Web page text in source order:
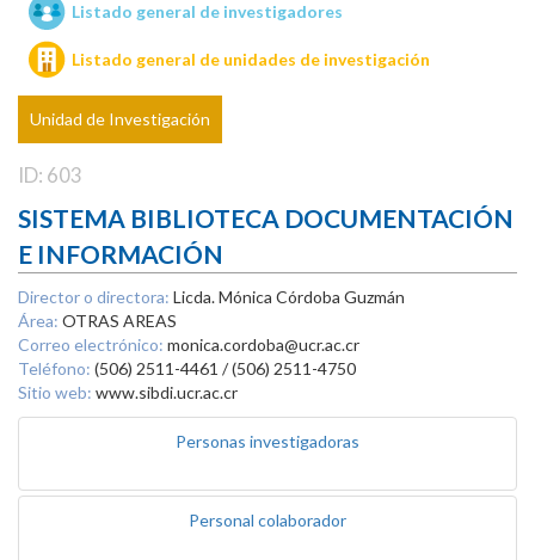
Unidades de investigación
Listado general de investigadores
Listado general de unidades de investigación
Unidad de Investigación
ID: 603
SISTEMA BIBLIOTECA DOCUMENTACIÓN
E INFORMACIÓN
Director o directora: Licda. Mónica Córdoba Guzmán
Área: OTRAS AREAS
Correo electrónico: monica.cordoba@ucr.ac.cr
Teléfono: (506) 2511-4461 / (506) 2511-4750
Sitio web: www.sibdi.ucr.ac.cr
Personas investigadoras
Personal colaborador